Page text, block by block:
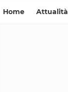
Home Attualità